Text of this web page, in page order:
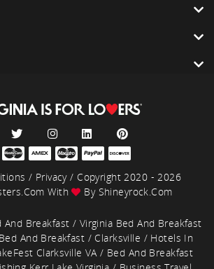
/ Privacy/ Copyright 2020 - 2026
With
By Shineyrock.com
And Breakfast / Virginia Bed And Breakfast
And Breakfast / Clarksville / Hotels In
Clarksville VA/ Bed And Breakfast